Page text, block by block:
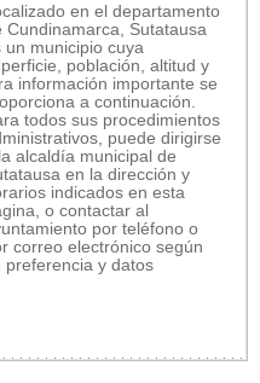
en el departamento
Cundinamarca, Sutatausa
un municipio cuya
población, altitud y
información importante se
a continuación.
todos sus procedimientos
puede dirigirse
alcaldía municipal de
en la dirección y
indicados en esta
o contactar al
por teléfono o
correo electrónico según
preferencia y datos